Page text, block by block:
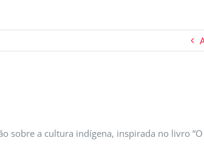
sobre a cultura indígena, inspirada no livro